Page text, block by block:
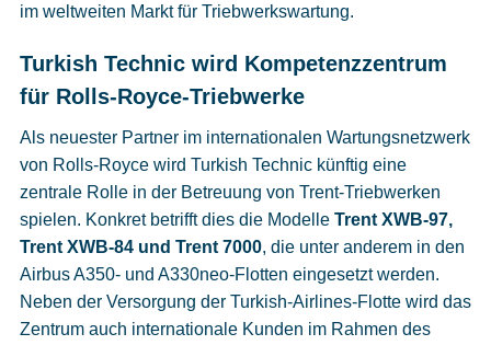
im weltweiten Markt für Triebwerkswartung.
Turkish Technic wird Kompetenzzentrum
für Rolls-Royce-Triebwerke
Als neuester Partner im internationalen Wartungsnetzwerk
von Rolls-Royce wird Turkish Technic künftig eine
zentrale Rolle in der Betreuung von Trent-Triebwerken
spielen. Konkret betrifft dies die Modelle Trent XWB-97,
Trent XWB-84 und Trent 7000, die unter anderem in den
Airbus A350- und A330neo-Flotten eingesetzt werden.
Neben der Versorgung der Turkish-Airlines-Flotte wird das
Zentrum auch internationale Kunden im Rahmen des